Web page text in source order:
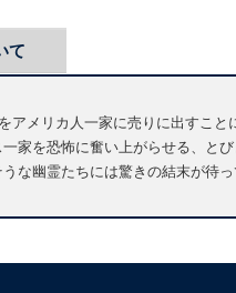
て
メリカ人一家に売りに出すこ
家を恐怖に奮い上がらせる、と
幽霊たちには驚きの結末が待っ